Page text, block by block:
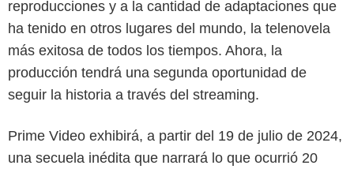
reproducciones y a la cantidad de adaptaciones que
ha tenido en otros lugares del mundo, la telenovela
más exitosa de todos los tiempos. Ahora, la
producción tendrá una segunda oportunidad de
seguir la historia a través del streaming.
Prime Video exhibirá, a partir del 19 de julio de 2024,
una secuela inédita que narrará lo que ocurrió 20